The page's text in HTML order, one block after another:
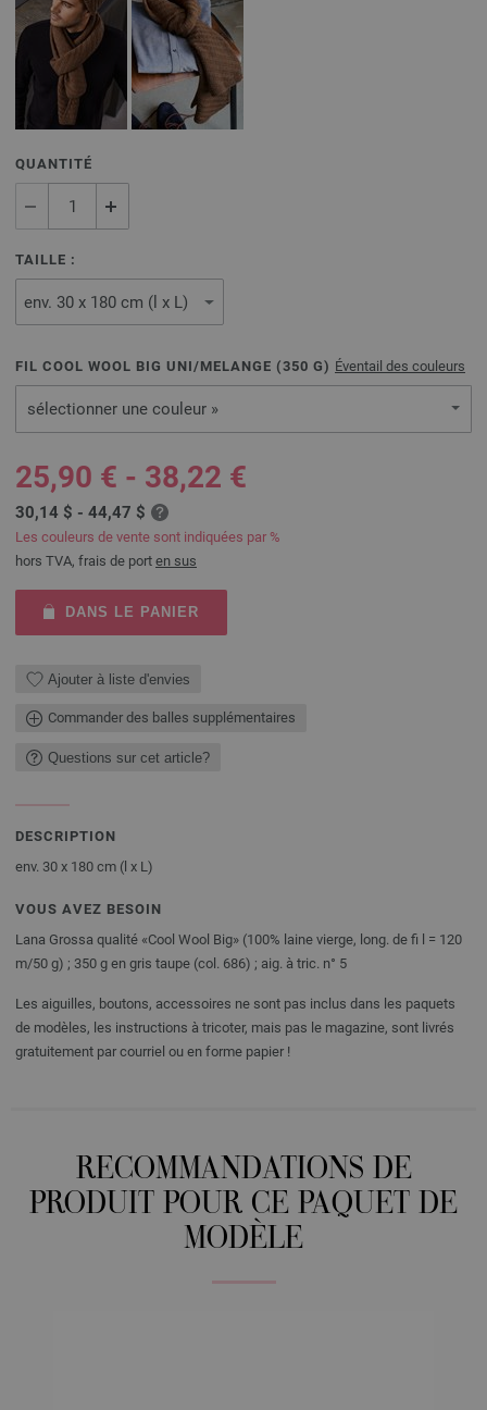
QUANTITÉ
TAILLE :
FIL COOL WOOL BIG UNI/MELANGE (350 G) Éventail des couleurs
sélectionner une couleur »
25,90 € - 38,22 €
30,14 $ - 44,47 $
Les couleurs de vente sont indiquées par %
hors TVA, frais de port en sus
DANS LE PANIER
Ajouter à liste d'envies
Commander des balles supplémentaires
Questions sur cet article?
DESCRIPTION
env. 30 x 180 cm (l x L)
VOUS AVEZ BESOIN
Lana Grossa qualité «Cool Wool Big» (100% laine vierge, long. de fi l = 120
m/50 g) ; 350 g en gris taupe (col. 686) ; aig. à tric. n° 5
Les aiguilles, boutons, accessoires ne sont pas inclus dans les paquets
de modèles, les instructions à tricoter, mais pas le magazine, sont livrés
gratuitement par courriel ou en forme papier !
RECOMMANDATIONS DE
PRODUIT POUR CE PAQUET DE
MODÈLE